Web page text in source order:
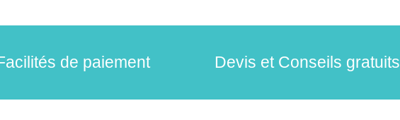
de paiement Devis et Conseils gratuits